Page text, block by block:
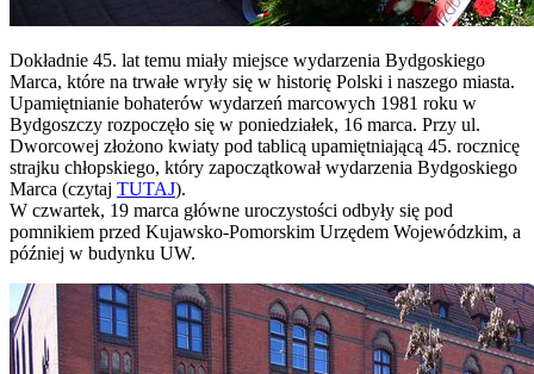
Dokładnie 45. lat temu miały miejsce wydarzenia Bydgoskiego
Marca, które na trwałe wryły się w historię Polski i naszego miasta.
Upamiętnianie bohaterów wydarzeń marcowych 1981 roku w
Bydgoszczy rozpoczęło się w poniedziałek, 16 marca. Przy ul.
Dworcowej złożono kwiaty pod tablicą upamiętniającą 45. rocznicę
strajku chłopskiego, który zapoczątkował wydarzenia Bydgoskiego
Marca (czytaj TUTAJ).
W czwartek, 19 marca główne uroczystości odbyły się pod
pomnikiem przed Kujawsko-Pomorskim Urzędem Wojewódzkim, a
później w budynku UW.